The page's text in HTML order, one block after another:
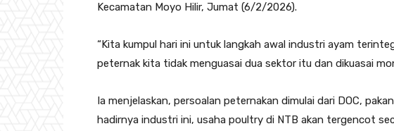
Kecamatan Moyo Hilir, Jumat (6/2/2026).
“Kita kumpul hari ini untuk langkah awal industri ayam
peternak kita tidak menguasai dua sektor itu dan dikuasai
Ia menjelaskan, persoalan peternakan dimulai dari DOC,
hadirnya industri ini, usaha poultry di NTB akan tergencot